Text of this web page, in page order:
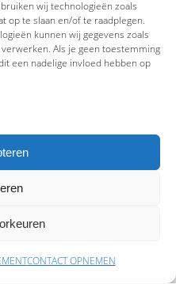
wij technologieën zoals
op te slaan en/of te raadplegen.
kunnen wij gegevens zoals
Als je geen toestemming
een nadelige invloed hebben op
CONTACT OPNEMEN
maken Polissen